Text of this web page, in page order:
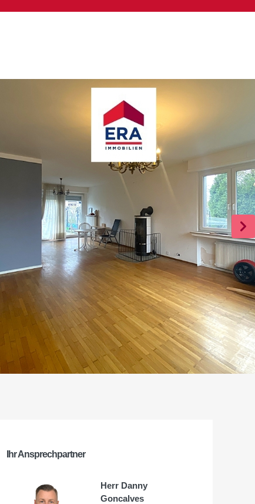
Ihr Ansprechpartner
Herr Danny
Goncalves